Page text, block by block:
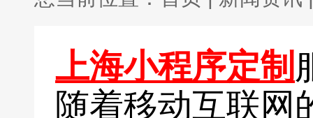
上海小程序定制
随着移动互联网